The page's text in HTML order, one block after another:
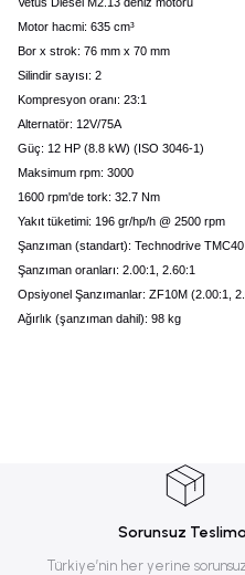
Motor hacmi: 635 cm³
Bor x strok: 76 mm x 70 mm
Silindir sayısı: 2
Kompresyon oranı: 23:1
Alternatör: 12V/75A
Güç: 12 HP (8.8 kW) (ISO 3046-1)
Maksimum rpm: 3000
1600 rpm'de tork: 32.7 Nm
Yakıt tüketimi: 196 gr/hp/h @ 2500 rpm
Şanzıman (standart): Technodrive TMC40
Şanzıman oranları: 2.00:1, 2.60:1
Opsiyonel Şanzımanlar: ZF10M (2.00:1,
Ağırlık (şanzıman dahil): 98 kg
Ürün açıklamasında eksik bilgiler
Ürün bilgilerinde hatalar
Ürün fiyatı diğer sitelerden daha
Sorunsuz
Türkiye’nin her yerine